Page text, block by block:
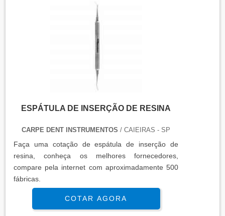
ESPÁTULA DE INSERÇÃO DE RESINA
CARPE DENT INSTRUMENTOS / CAIEIRAS - SP
Faça uma cotação de espátula de inserção de
resina, conheça os melhores fornecedores,
compare pela internet com aproximadamente 500
fábricas.
COTAR AGORA